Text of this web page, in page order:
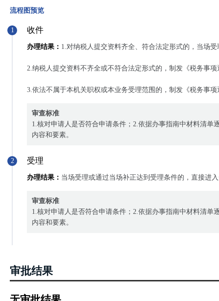
流程图预览
1 收件
办理结果： 1.对纳税人提交资料齐全、符合法定形式的，当场
2.纳税人提交资料不齐全或不符合法定形式的，制发《税务事
3.依法不属于本机关职权或本业务受理范围的，制发《税务事
审查标准
1.核对申请人是否符合申请条件；2.依据办事指南中材料清
内容和要素。
2 受理
办理结果： 当场受理或通过当场补正达到受理条件的，直接进
审查标准
1.核对申请人是否符合申请条件；2.依据办事指南中材料清
内容和要素。
审批结果